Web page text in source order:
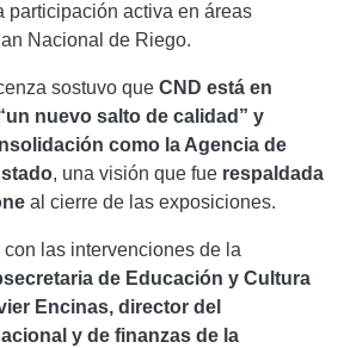
participación activa en áreas
Nacional de Riego.
sostuvo que CND está en
nuevo salto de calidad” y
como la Agencia de
, una visión que fue respaldada
al cierre de las exposiciones.
las intervenciones de la
de Educación y Cultura
Encinas, director del
y de finanzas de la